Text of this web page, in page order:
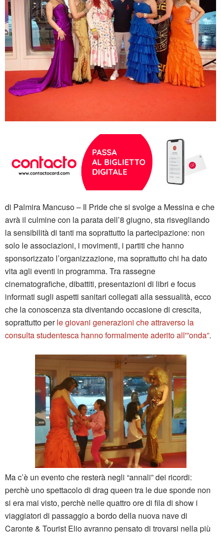
di Palmira Mancuso – Il Pride che si svolge a Messina e che
avrà il culmine con la parata dell’8 giugno, sta risvegliando
la sensibilità di tanti ma soprattutto la partecipazione: non
solo le associazioni, i movimenti, i partiti che hanno
sponsorizzato l’organizzazione, ma soprattutto chi ha dato
vita agli eventi in programma. Tra rassegne
cinematografiche, dibattiti, presentazioni di libri e focus
informati sugli aspetti sanitari collegati alla sessualità, ecco
che la conoscenza sta diventando occasione di crescita,
soprattutto perle giovani generazioni che attraverso la
consulta studentesca hanno formalmente aderito all'”onda”.
Ma c’è un evento che resterà negli “annali” dei ricordi:
perchè uno spettacolo di drag queen tra le due sponde non
si era mai visto, perchè nelle quattro ore di fila di show i
viaggiatori di passaggio a bordo della nuova nave di
Caronte & Tourist Elio avranno pensato di trovarsi nella più